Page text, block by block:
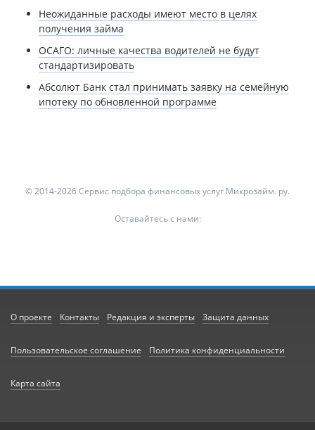
Неожиданные расходы имеют место в целях
получения займа
ОСАГО: личные качества водителей не будут
стандартизировать
Абсолют Банк стал принимать заявку на семейную
ипотеку по обновленной программе
© 2014-2026 Сервис подбора финансовых услуг Микрозайм. ру.
Оставайтесь с нами:
О проекте Контакты Редакция и эксперты Защита данных
Пользовательское соглашение Политика конфиденциальности
Карта сайта